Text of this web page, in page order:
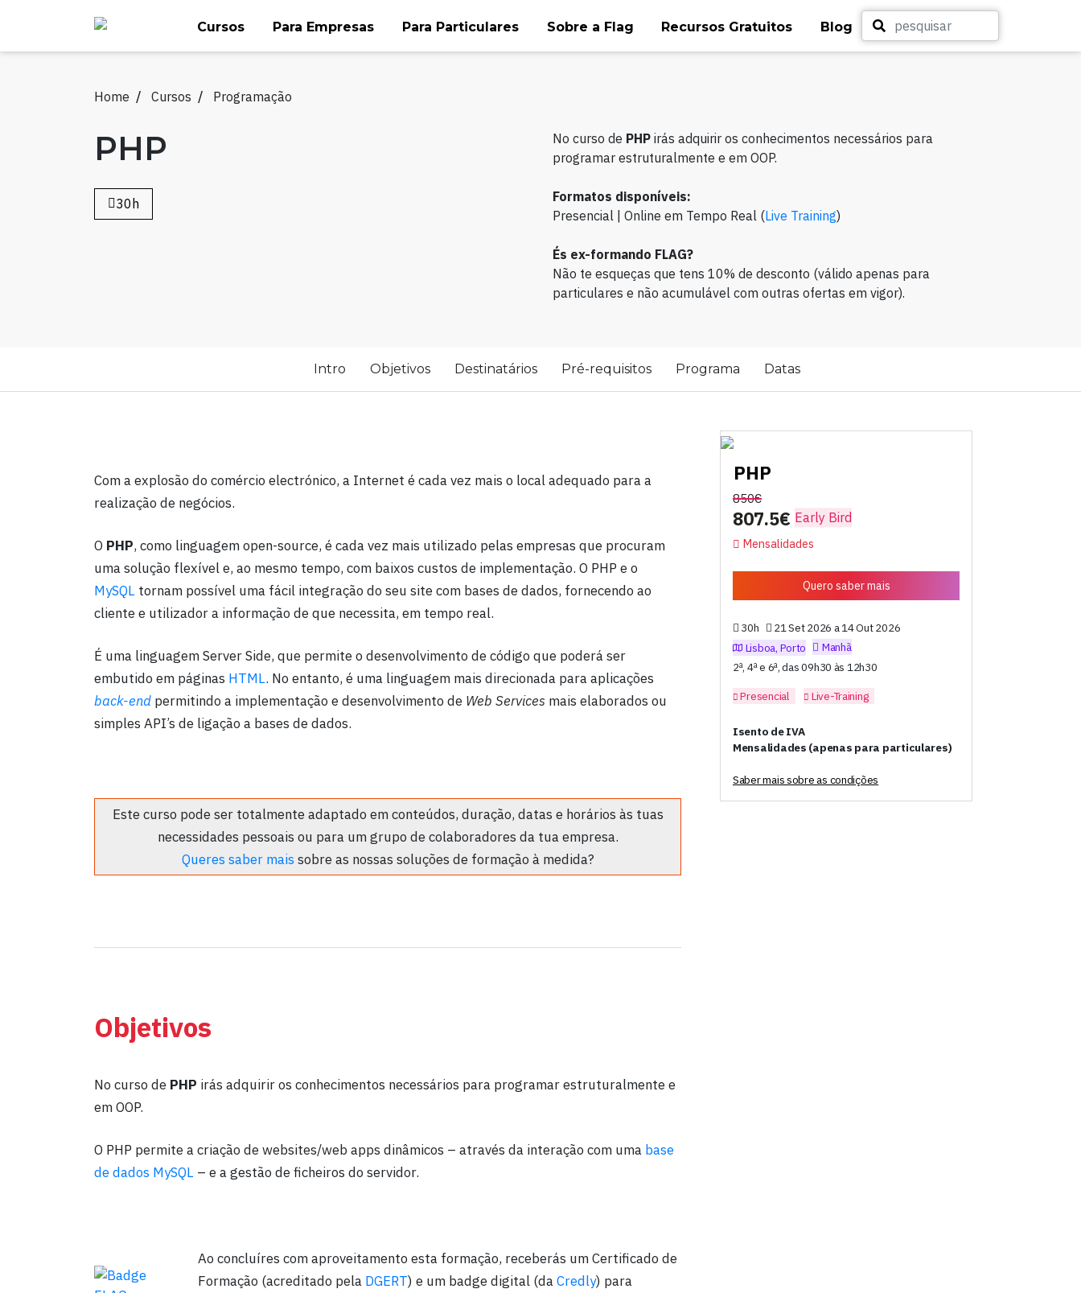
content
Cursos Para Empresas Para Particulares Sobre a Flag Recursos Gratuitos Blog
Home Cursos Programação
PHP
30h
No curso de PHP irás adquirir os conhecimentos necessários para
programar estruturalmente e em OOP.
Formatos disponíveis:
Presencial | Online em Tempo Real (Live Training)
És ex-formando FLAG?
Não te esqueças que tens 10% de desconto (válido apenas para
particulares e não acumulável com outras ofertas em vigor).
Intro Objetivos Destinatários Pré-requisitos Programa Datas
Com a explosão do comércio electrónico, a Internet é cada vez mais o local adequado para a
realização de negócios.
O PHP, como linguagem open-source, é cada vez mais utilizado pelas empresas que procuram
uma solução flexível e, ao mesmo tempo, com baixos custos de implementação. O PHP e o
MySQL tornam possível uma fácil integração do seu site com bases de dados, fornecendo ao
cliente e utilizador a informação de que necessita, em tempo real.
É uma linguagem Server Side, que permite o desenvolvimento de código que poderá ser
embutido em páginas HTML. No entanto, é uma linguagem mais direcionada para aplicações
back-end permitindo a implementação e desenvolvimento de Web Services mais elaborados ou
simples API’s de ligação a bases de dados.
Este curso pode ser totalmente adaptado em conteúdos, duração, datas e horários às tuas
necessidades pessoais ou para um grupo de colaboradores da tua empresa.
Queres saber mais sobre as nossas soluções de formação à medida?
Objetivos
No curso de PHP irás adquirir os conhecimentos necessários para programar estruturalmente e
em OOP.
O PHP permite a criação de websites/web apps dinâmicos – através da interação com uma base
de dados MySQL – e a gestão de ficheiros do servidor.
Ao concluíres com aproveitamento esta formação, receberás um Certificado de
Formação (acreditado pela DGERT) e um badge digital (daCredly) para
PHP
850€
807.5€ Early Bird
Mensalidades
Quero saber mais
30h
21 Set 2026 a 14 Out 2026
Lisboa, Porto
Manhã
2ª, 4ª e 6ª, das 09h30 às 12h30
Presencial
Live-Training
Isento de IVA
Mensalidades (apenas para particulares)
Saber mais sobre as condições